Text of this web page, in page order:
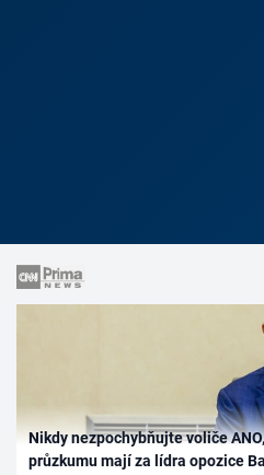
Nikdy nezpochybňujte voliče
průzkumu mají za lídra opozice